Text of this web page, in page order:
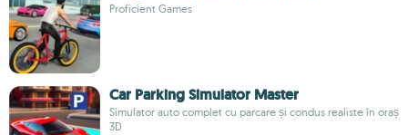
Proficient Games
Car Parking Simulator Master
Simulator auto complet cu parcare și condus realiste în oraș
3D